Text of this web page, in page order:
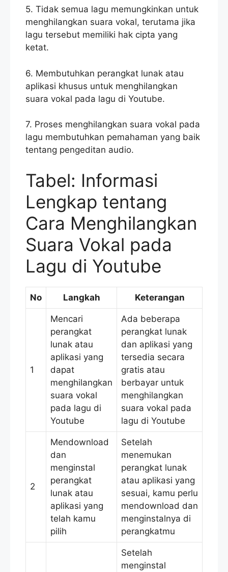
5. Tidak semua lagu memungkinkan untuk
menghilangkan suara vokal, terutama jika
lagu tersebut memiliki hak cipta yang
ketat.
6. Membutuhkan perangkat lunak atau
aplikasi khusus untuk menghilangkan
suara vokal pada lagu di Youtube.
7. Proses menghilangkan suara vokal pada
lagu membutuhkan pemahaman yang baik
tentang pengeditan audio.
Tabel: Informasi
Lengkap tentang
Cara Menghilangkan
Suara Vokal pada
Lagu di Youtube
No Langkah Keterangan
1
Mencari
perangkat
lunak atau
aplikasi yang
dapat
menghilangkan
suara vokal
pada lagu di
Youtube
Ada beberapa
perangkat lunak
dan aplikasi yang
tersedia secara
gratis atau
berbayar untuk
menghilangkan
suara vokal pada
lagu di Youtube
2
Mendownload
dan
menginstal
perangkat
lunak atau
aplikasi yang
telah kamu
pilih
Setelah
menemukan
perangkat lunak
atau aplikasi yang
sesuai, kamu perlu
mendownload dan
menginstalnya di
perangkatmu
Setelah
menginstal